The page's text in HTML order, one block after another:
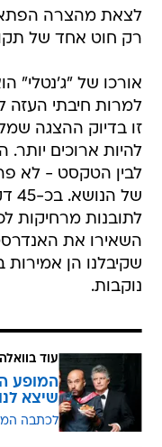
לצאת מהצרה
רק חוט אחד של
אורכו של "ג'נטלי"
למרות חיבתי
זו בדיוק ההצגה
לבין הטקסט - לא
לתובנות מרחיקות
השאירו את
שקיבלנו הן אמירות
נוקבות.
עוד בוואלה
המופע
שיצא
לכתבה